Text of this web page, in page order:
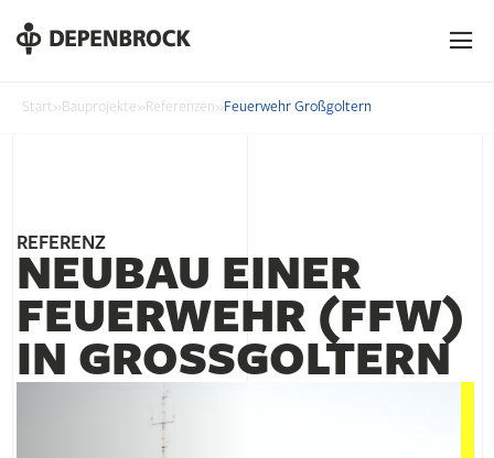
DE
PL
Start»Bauprojekte»Referenzen»Feuerwehr Großgoltern
REFERENZ
NEUBAU EINER
FEUER­WEHR (FFW)
IN GROSS­GOLTERN